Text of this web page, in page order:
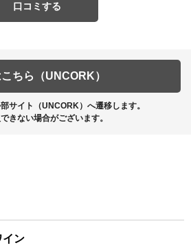
口コミする
ちら（UNCORK）
サイト（UNCORK）へ遷移します。
きない場合がございます。
イン